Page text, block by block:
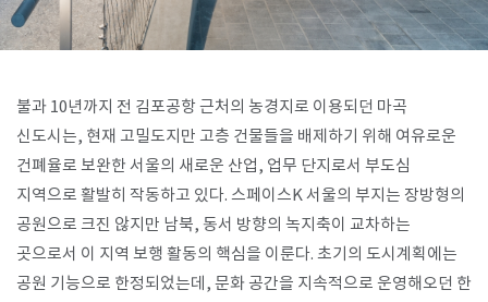
불과 10년까지 전 김포공항 근처의 농경지로 이용되던 마곡
신도시는, 현재 고밀도지만 고층 건물들을 배제하기 위해 여유로운
건폐율로 보완한 서울의 새로운 산업, 업무 단지로서 부도심
지역으로 활발히 작동하고 있다. 스페이스K 서울의 부지는 장방형의
공원으로 크진 않지만 남북, 동서 방향의 녹지축이 교차하는
곳으로서 이 지역 보행 활동의 핵심을 이룬다. 초기의 도시계획에는
공원 기능으로 한정되었는데, 문화 공간을 지속적으로 운영해오던 한